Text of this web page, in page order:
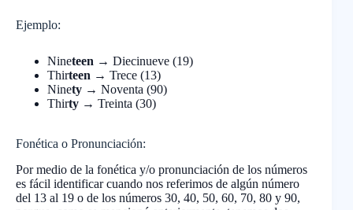
Ejemplo:
Nineteen → Diecinueve (19)
Thirteen → Trece (13)
Ninety → Noventa (90)
Thirty → Treinta (30)
Fonética o Pronunciación:
Por medio de la fonética y/o pronunciación de los números
es fácil identificar cuando nos referimos de algún número
del 13 al 19 o de los números 30, 40, 50, 60, 70, 80 y 90,